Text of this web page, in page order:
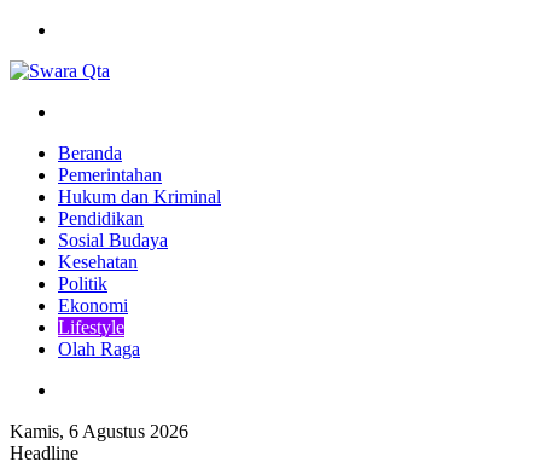
Beranda
Pemerintahan
Hukum dan Kriminal
Pendidikan
Sosial Budaya
Kesehatan
Politik
Ekonomi
Lifestyle
Olah Raga
Kamis, 6 Agustus 2026
Headline